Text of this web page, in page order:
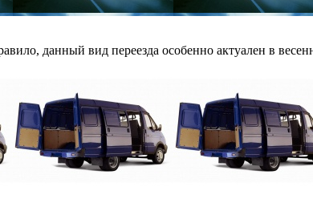
данный вид переезда особенно актуален в